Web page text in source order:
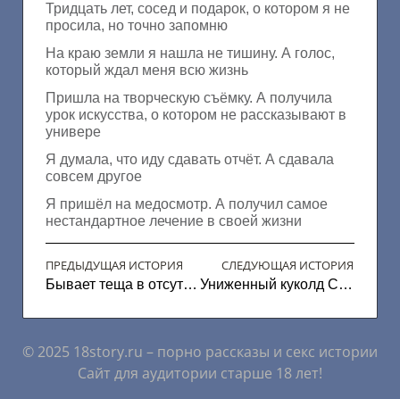
Тридцать лет, сосед и подарок, о котором я не
просила, но точно запомню
На краю земли я нашла не тишину. А голос,
который ждал меня всю жизнь
Пришла на творческую съёмку. А получила
урок искусства, о котором не рассказывают в
универе
Я думала, что иду сдавать отчёт. А сдавала
совсем другое
Я пришёл на медосмотр. А получил самое
нестандартное лечение в своей жизни
ПРЕДЫДУЩАЯ ИСТОРИЯ
Бывает теща в отсутствие жены
СЛЕДУЮЩАЯ ИСТОРИЯ
Униженный куколд Саша
© 2025 18story.ru – порно рассказы и секс истории
Сайт для аудитории старше 18 лет!